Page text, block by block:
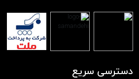
دسترسی سریع